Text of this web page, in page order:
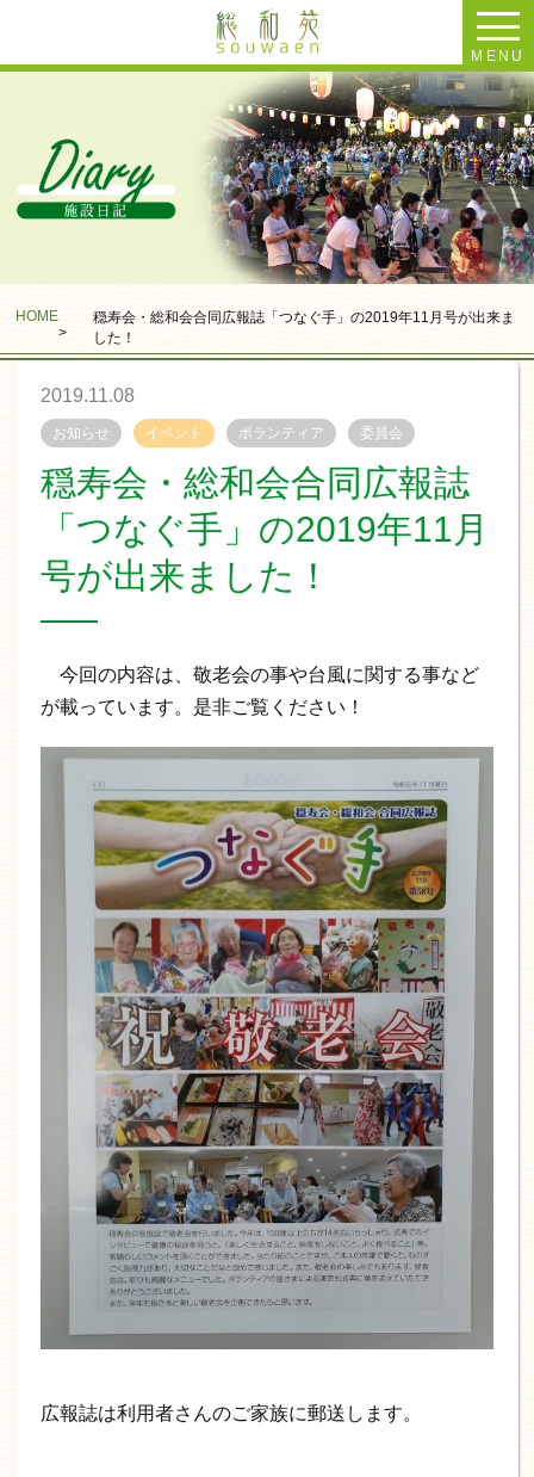
MENU
HOME
>
穏寿会・総和会合同広報誌「つなぐ手」の2019年11月号が出来ま
した！
2019.11.08
お知らせ イベント ボランティア 委員会
穏寿会・総和会合同広報誌
「つなぐ手」の2019年11月
号が出来ました！
今回の内容は、敬老会の事や台風に関する事など
が載っています。是非ご覧ください！
広報誌は利用者さんのご家族に郵送します。